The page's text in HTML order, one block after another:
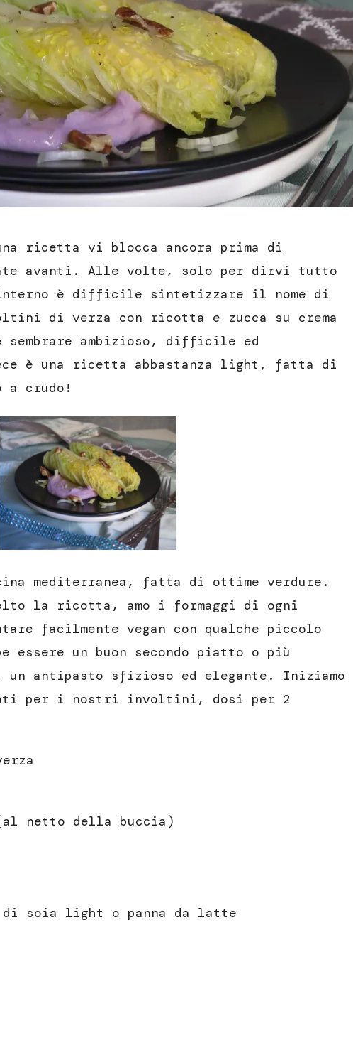
ricetta vi blocca ancora prima di
avanti. Alle volte, solo per dirvi tutto
è difficile sintetizzare il nome di
di verza con ricotta e zucca su crema
ambizioso, difficile ed
è una ricetta abbastanza light, fatta di
crudo!
mediterranea, fatta di ottime verdure.
la ricotta, amo i formaggi di ogni
facilmente vegan con qualche piccolo
essere un buon secondo piatto o più
un antipasto sfizioso ed elegante. Iniziamo
per i nostri involtini, dosi per 2
netto della buccia)
di soia light o panna da latte